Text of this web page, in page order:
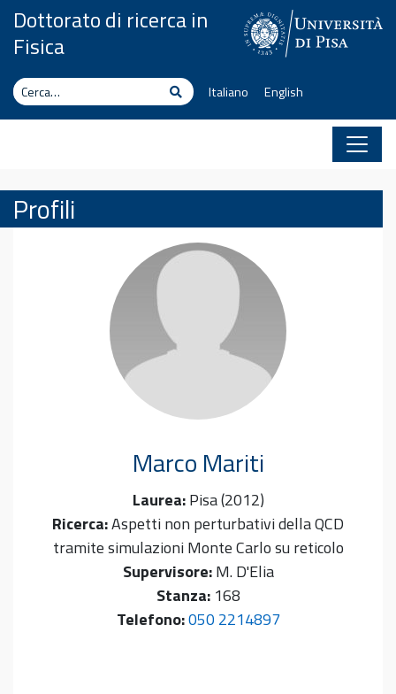
Vai al contenuto
Dottorato di ricerca in
Fisica
Cerca CercaItaliano English
Profili
Marco Mariti
Laurea: Pisa (2012)
Ricerca:Aspetti non perturbativi della QCD
tramite simulazioni Monte Carlo su reticolo
Supervisore: M. D'Elia
Stanza: 168
Telefono:050 2214897